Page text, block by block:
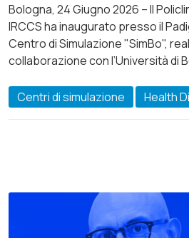
Bologna, 24 Giugno 2026 – Il
IRCCS ha inaugurato presso il
Centro di Simulazione "SimBo",
collaborazione con l’Università di
Centri di simulazione Health